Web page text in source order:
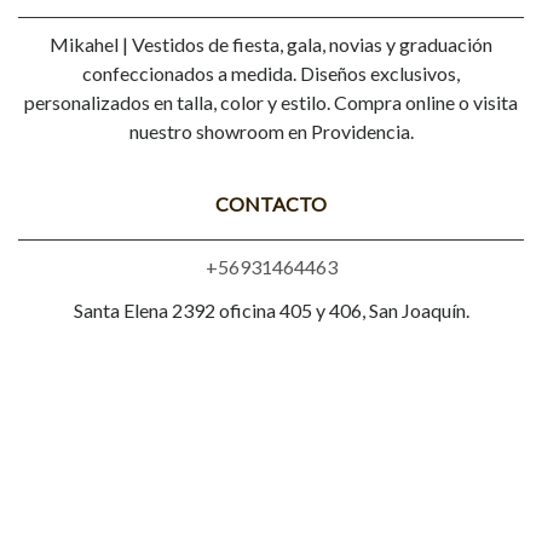
Mikahel | Vestidos de fiesta, gala, novias y graduación
confeccionados a medida. Diseños exclusivos,
personalizados en talla, color y estilo. Compra online o visita
nuestro showroom en Providencia.
CONTACTO
+56931464463
Santa Elena 2392 oficina 405 y 406, San Joaquín.